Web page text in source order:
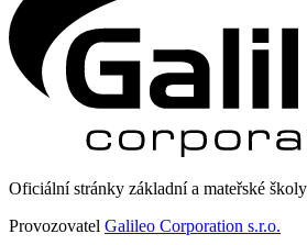
Oficiální stránky základní a mateřské
Provozovatel Galileo Corporation s.r.o.